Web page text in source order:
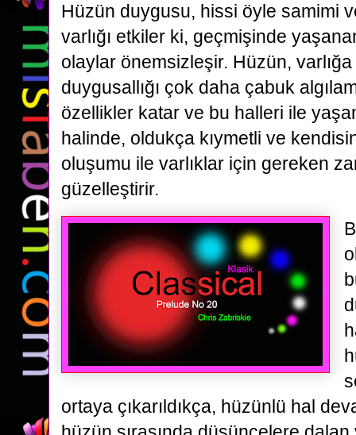
Hüzün duygusu, hissi öyle samimi
varlığı etkiler ki, geçmişinde
olaylar önemsizleşir. Hüzün,
duygusallığı çok daha çabuk
özellikler katar ve bu halleri ile
halinde, oldukça kıymetli ve
oluşumu ile varlıklar için gereken
güzelleştirir.
ortaya çıkarıldıkça, hüzünlü hal